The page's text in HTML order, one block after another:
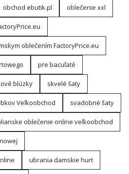
obchod ebutik.pl oblečenie xxl
oblečením FactoryPrice.eu
pre bacuľaté
blúzky skvelé šaty
Veľkoobchod svadobné šaty
oblečenie online veľkoobchod
ubrania damskie hurt